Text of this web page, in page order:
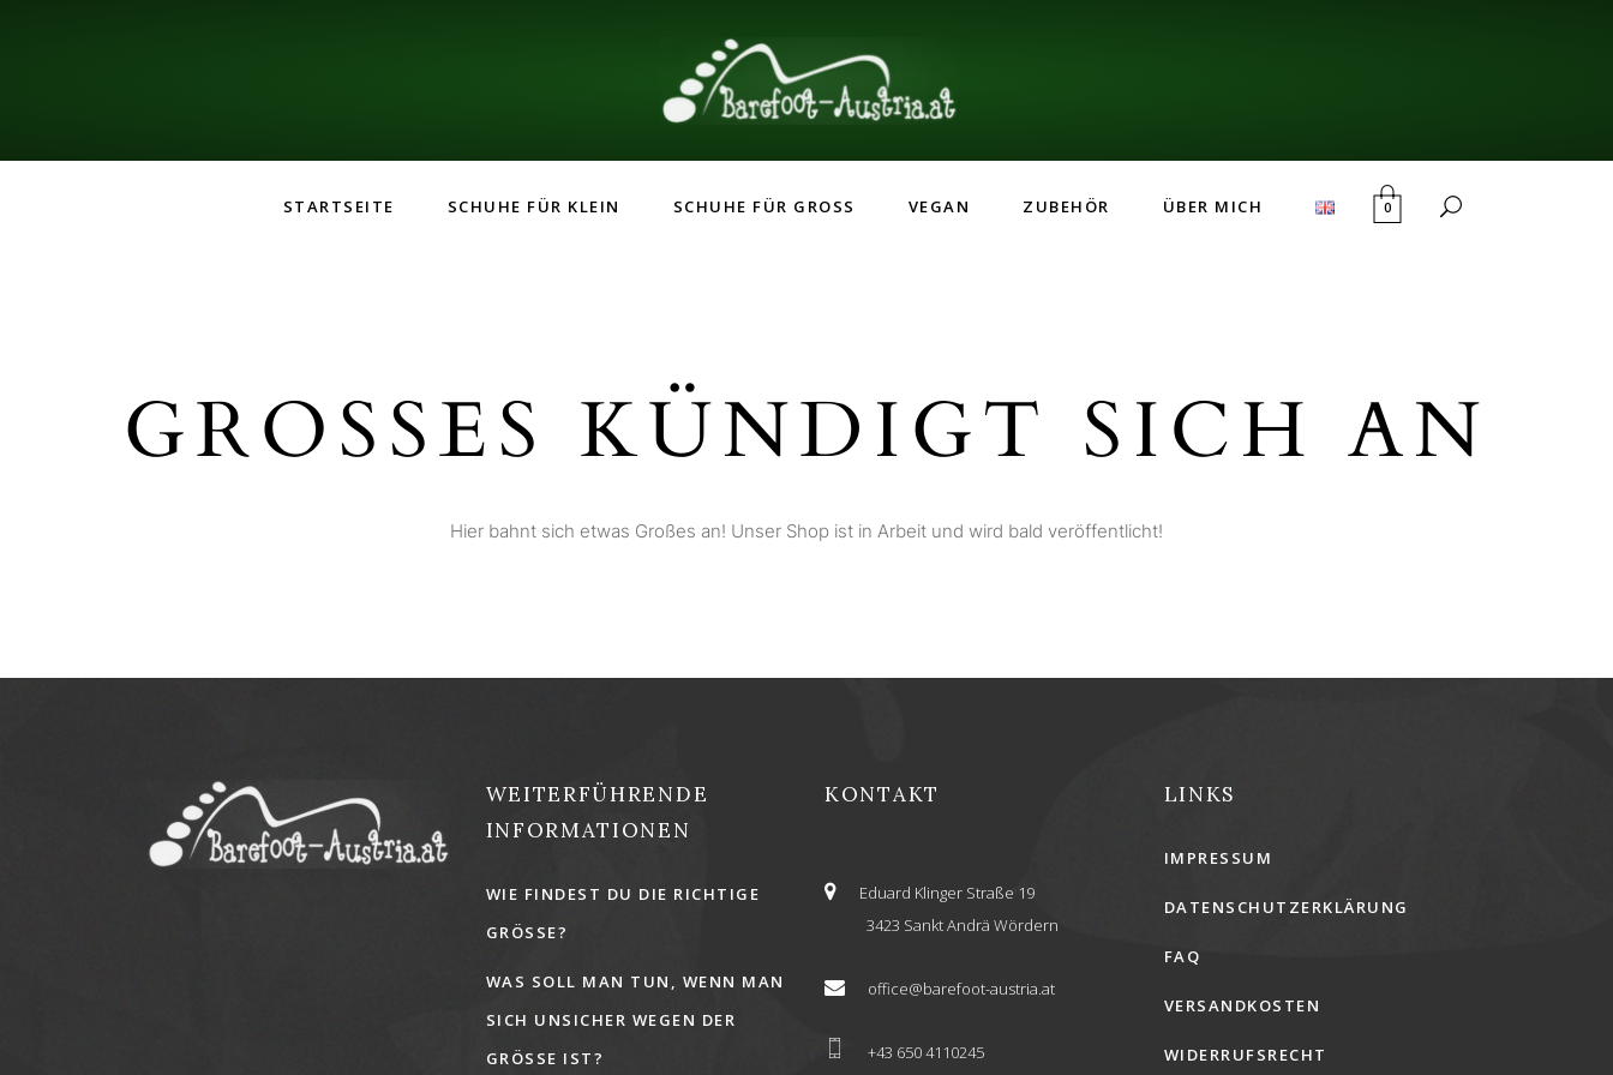
STARTSEITE SCHUHE FÜR KLEIN SCHUHE FÜR GROSS VEGAN ZUBEHÖR ÜBER MICH 0
GROSSES KÜNDIGT SICH AN
Hier bahnt sich etwas Großes an! Unser Shop ist in Arbeit und wird bald veröffentlicht!
WEITERFÜHRENDE
INFORMATIONEN
WIE FINDEST DU DIE RICHTIGE
GRÖSSE?
WAS SOLL MAN TUN, WENN MAN
SICH UNSICHER WEGEN DER
GRÖSSE IST?
KONTAKT
Eduard Klinger Straße 19
3423 Sankt Andrä Wördern
office@barefoot-austria.at
+43 650 4110245
LINKS
IMPRESSUM
DATENSCHUTZERKLÄRUNG
FAQ
VERSANDKOSTEN
WIDERRUFSRECHT